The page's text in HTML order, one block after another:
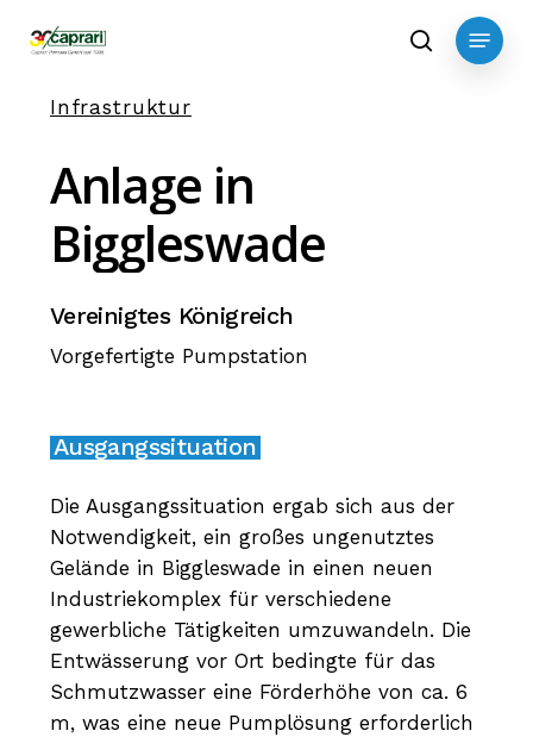
content
search
Menu
Infrastruktur
Anlage in
Biggleswade
Vereinigtes Königreich
Vorgefertigte Pumpstation
Ausgangssituation
Die Ausgangssituation ergab sich aus der
Notwendigkeit, ein großes ungenutztes
Gelände in Biggleswade in einen neuen
Industriekomplex für verschiedene
gewerbliche Tätigkeiten umzuwandeln. Die
Entwässerung vor Ort bedingte für das
Schmutzwasser eine Förderhöhe von ca. 6
m, was eine neue Pumplösung erforderlich